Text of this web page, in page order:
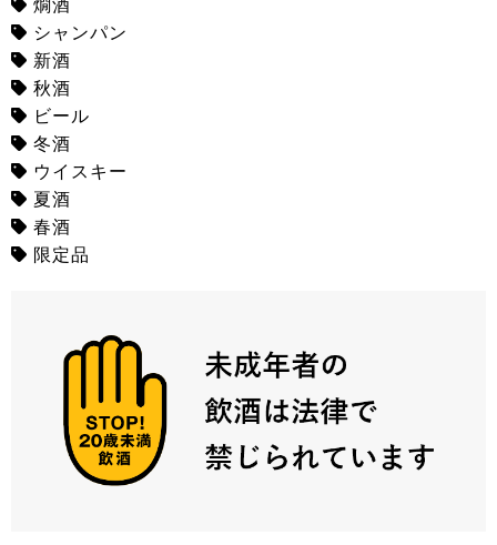
燗酒
シャンパン
新酒
秋酒
ビール
冬酒
ウイスキー
夏酒
春酒
限定品